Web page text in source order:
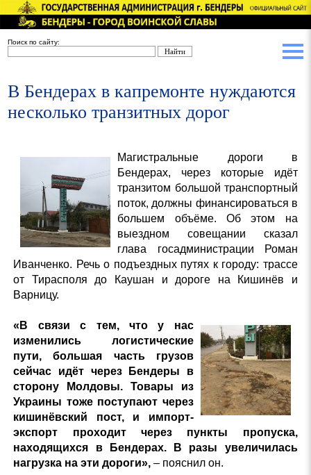
Поиск по сайту:
В Бендерах в капремонте нуждаются
несколько транзитных дорог
Магистральные дороги в
Бендерах, через которые идёт
транзитом большой транспортный
поток, должны финансироваться в
большем объёме. Об этом на
выездном совещании сказал
глава госадминистрации Роман
Иванченко. Речь о подъездных путях к городу: трассе
от Тирасполя до Каушан и дороге на Кишинёв и
Варницу.
«В связи с тем, что у нас
изменились логистические
пути, большая часть грузов
сейчас идёт через Бендеры в
сторону Молдовы. Товары из
Украины тоже поступают через
кишинёвский пост, и импорт-
экспорт проходит через пункты пропуска,
находящихся в Бендерах. В разы увеличилась
нагрузка на эти дороги», – пояснил он.